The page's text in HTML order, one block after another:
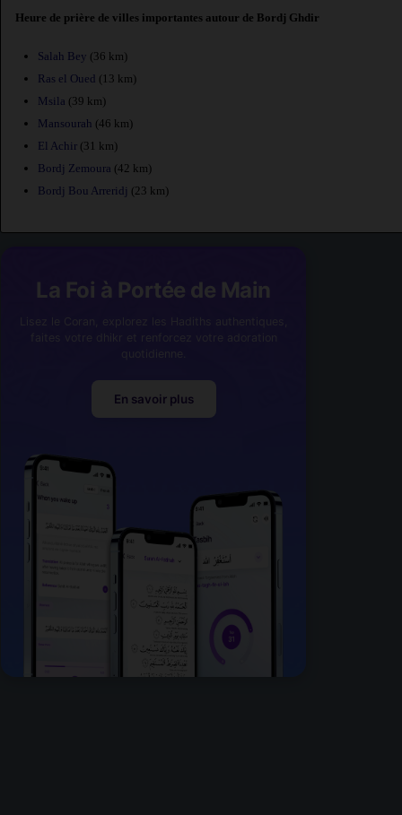
Heure de prière de villes importantes autour de Bordj Ghdir
Salah Bey (36 km)
Ras el Oued (13 km)
Msila (39 km)
Mansourah (46 km)
El Achir (31 km)
Bordj Zemoura (42 km)
Bordj Bou Arreridj (23 km)
La Foi à Portée de Main
En savoir plus